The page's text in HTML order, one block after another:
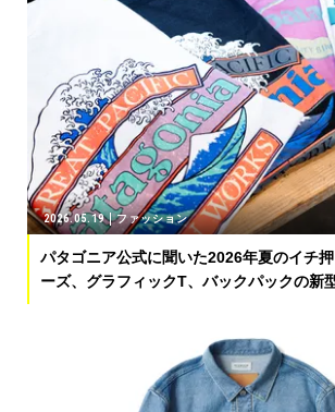
2026.05.19 ファッション
パタゴニア公式に聞いた2026年夏のイチ
ーズ、グラフィックT、バックパックの新